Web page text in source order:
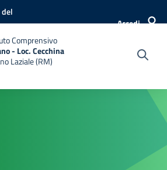
Accedi
Comprensivo
- Loc. Cecchina
Laziale (RM)